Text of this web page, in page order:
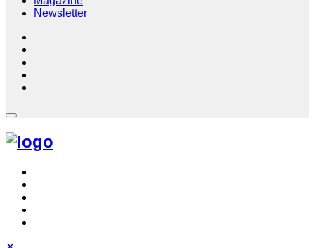
Newsletter